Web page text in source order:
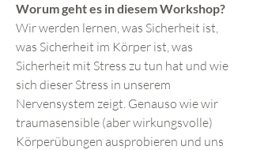
Worum geht es in diesem Workshop?
Wir werden lernen, was Sicherheit ist,
was Sicherheit im Körper ist, was
Sicherheit mit Stress zu tun hat und wie
sich dieser Stress in unserem
Nervensystem zeigt. Genauso wie wir
traumasensible (aber wirkungsvolle)
Körperübungen ausprobieren und uns